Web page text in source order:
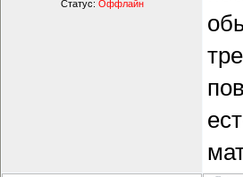
Статус: Оффлайн